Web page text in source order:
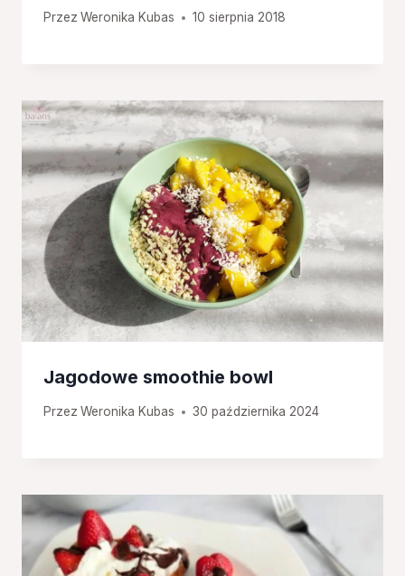
Przez Weronika Kubas 10 sierpnia 2018
Jagodowe smoothie bowl
Przez Weronika Kubas 30 października 2024